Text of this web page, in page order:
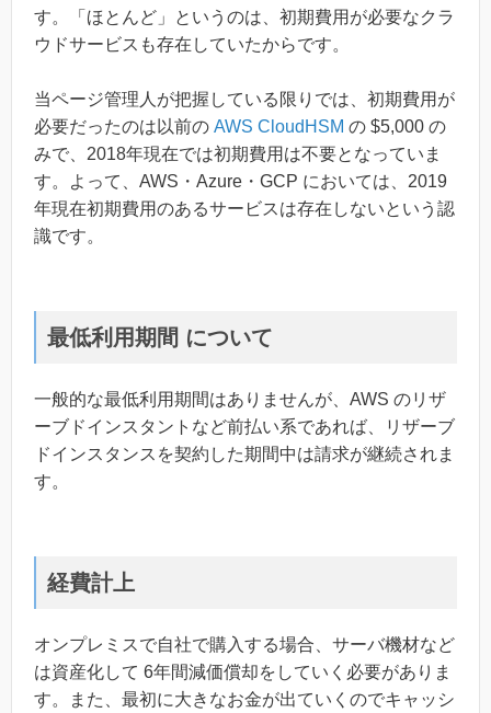
す。「ほとんど」というのは、初期費用が必要なクラ
ウドサービスも存在していたからです。
当ページ管理人が把握している限りでは、初期費用が
必要だったのは以前の AWS CloudHSM の $5,000 の
みで、2018年現在では初期費用は不要となっていま
す。よって、AWS・Azure・GCP においては、2019
年現在初期費用のあるサービスは存在しないという認
識です。
最低利用期間 について
一般的な最低利用期間はありませんが、AWS のリザ
ーブドインスタントなど前払い系であれば、リザーブ
ドインスタンスを契約した期間中は請求が継続されま
す。
経費計上
オンプレミスで自社で購入する場合、サーバ機材など
は資産化して 6年間減価償却をしていく必要がありま
す。また、最初に大きなお金が出ていくのでキャッシ